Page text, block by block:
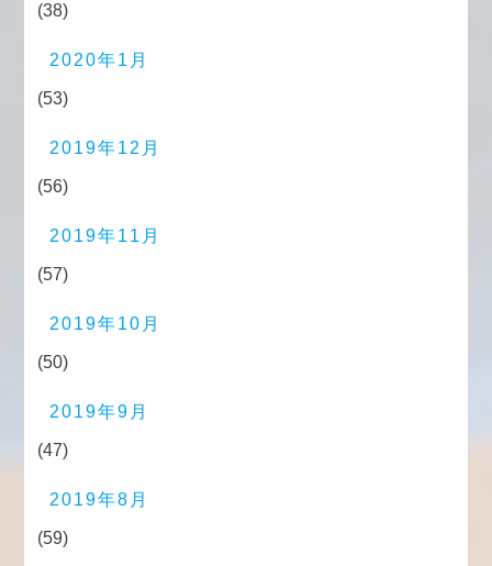
(38)
2020年1月
(53)
2019年12月
(56)
2019年11月
(57)
2019年10月
(50)
2019年9月
(47)
2019年8月
(59)